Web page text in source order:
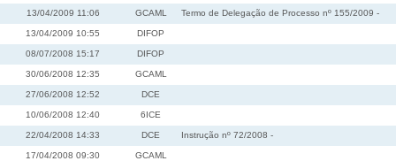
13/04/2009 11:06 GCAML Termo de Delegação de Processo nº 155/2009 -
13/04/2009 10:55 DIFOP
08/07/2008 15:17 DIFOP
30/06/2008 12:35 GCAML
27/06/2008 12:52 DCE
10/06/2008 12:40 6ICE
22/04/2008 14:33 DCE Instrução nº 72/2008 -
17/04/2008 09:30 GCAML